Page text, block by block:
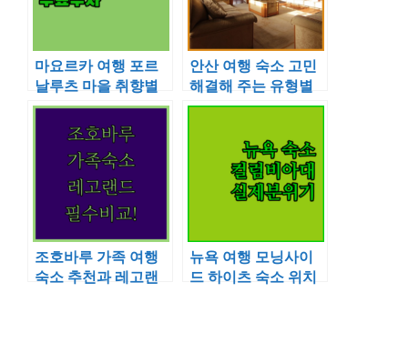
마요르카 여행 포르
날루츠 마을 취향별
맞춤 숙소 추천과 무
료 주차 안내
안산 여행 숙소 고민
해결해 주는 유형별
호텔 추천과 사진
조호바루 가족 여행
숙소 추천과 레고랜
뉴욕 여행 모닝사이
드 하이츠 숙소 위치